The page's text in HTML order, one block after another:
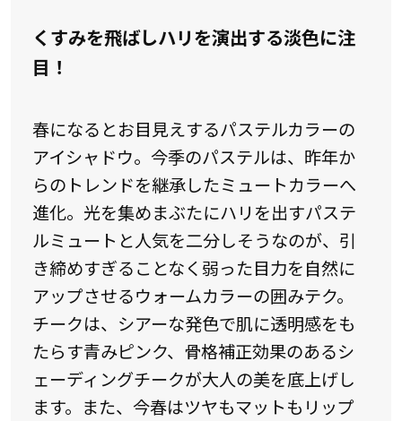
くすみを飛ばしハリを演出する淡色に注
目！
春になるとお目見えするパステルカラーの
アイシャドウ。今季のパステルは、昨年か
らのトレンドを継承したミュートカラーへ
進化。光を集めまぶたにハリを出すパステ
ルミュートと人気を二分しそうなのが、引
き締めすぎることなく弱った目力を自然に
アップさせるウォームカラーの囲みテク。
チークは、シアーな発色で肌に透明感をも
たらす青みピンク、骨格補正効果のあるシ
ェーディングチークが大人の美を底上げし
ます。また、今春はツヤもマットもリップ